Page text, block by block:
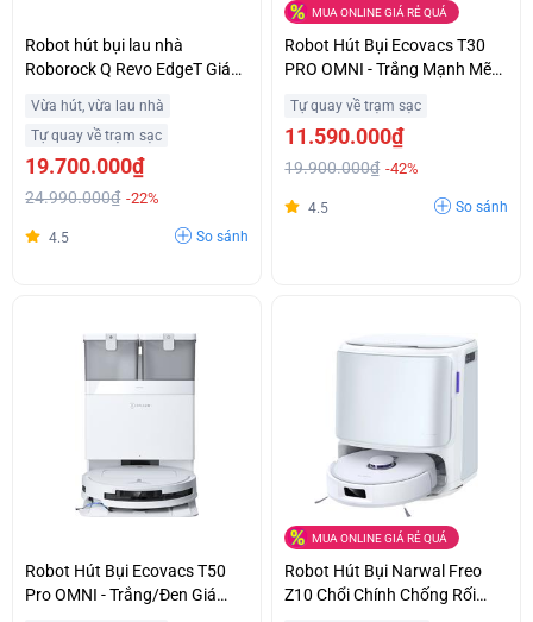
Robot hút bụi lau nhà
Roborock Q Revo EdgeT Giá
Vừa hút, vừa lau nhà
Tự quay về trạm sạc
19.700.000₫
24.990.000₫ -22%
4.5 So sánh
MUA ONLINE GIÁ RẺ QUÁ
Robot Hút Bụi Ecovacs T30
PRO OMNI - Trắng Mạnh Mẽ
Tự quay về trạm sạc
11.590.000₫
19.900.000₫ -42%
4.5 So sánh
Robot Hút Bụi Ecovacs T50
Pro OMNI - Trắng/Đen Giá
MUA ONLINE GIÁ RẺ QUÁ
Robot Hút Bụi Narwal Freo
Z10 Chổi Chính Chống Rối